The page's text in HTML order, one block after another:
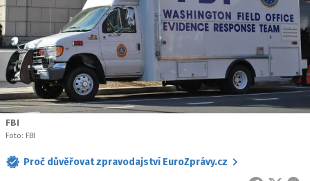
FBI
Foto: FBI
Proč důvěřovat zpravodajství EuroZprávy.cz